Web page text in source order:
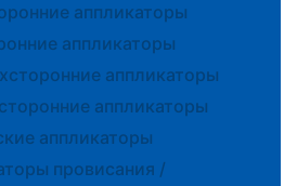
аппликаторы
аппликаторы
аппликаторы
аппликаторы
аппликаторы
провисания /